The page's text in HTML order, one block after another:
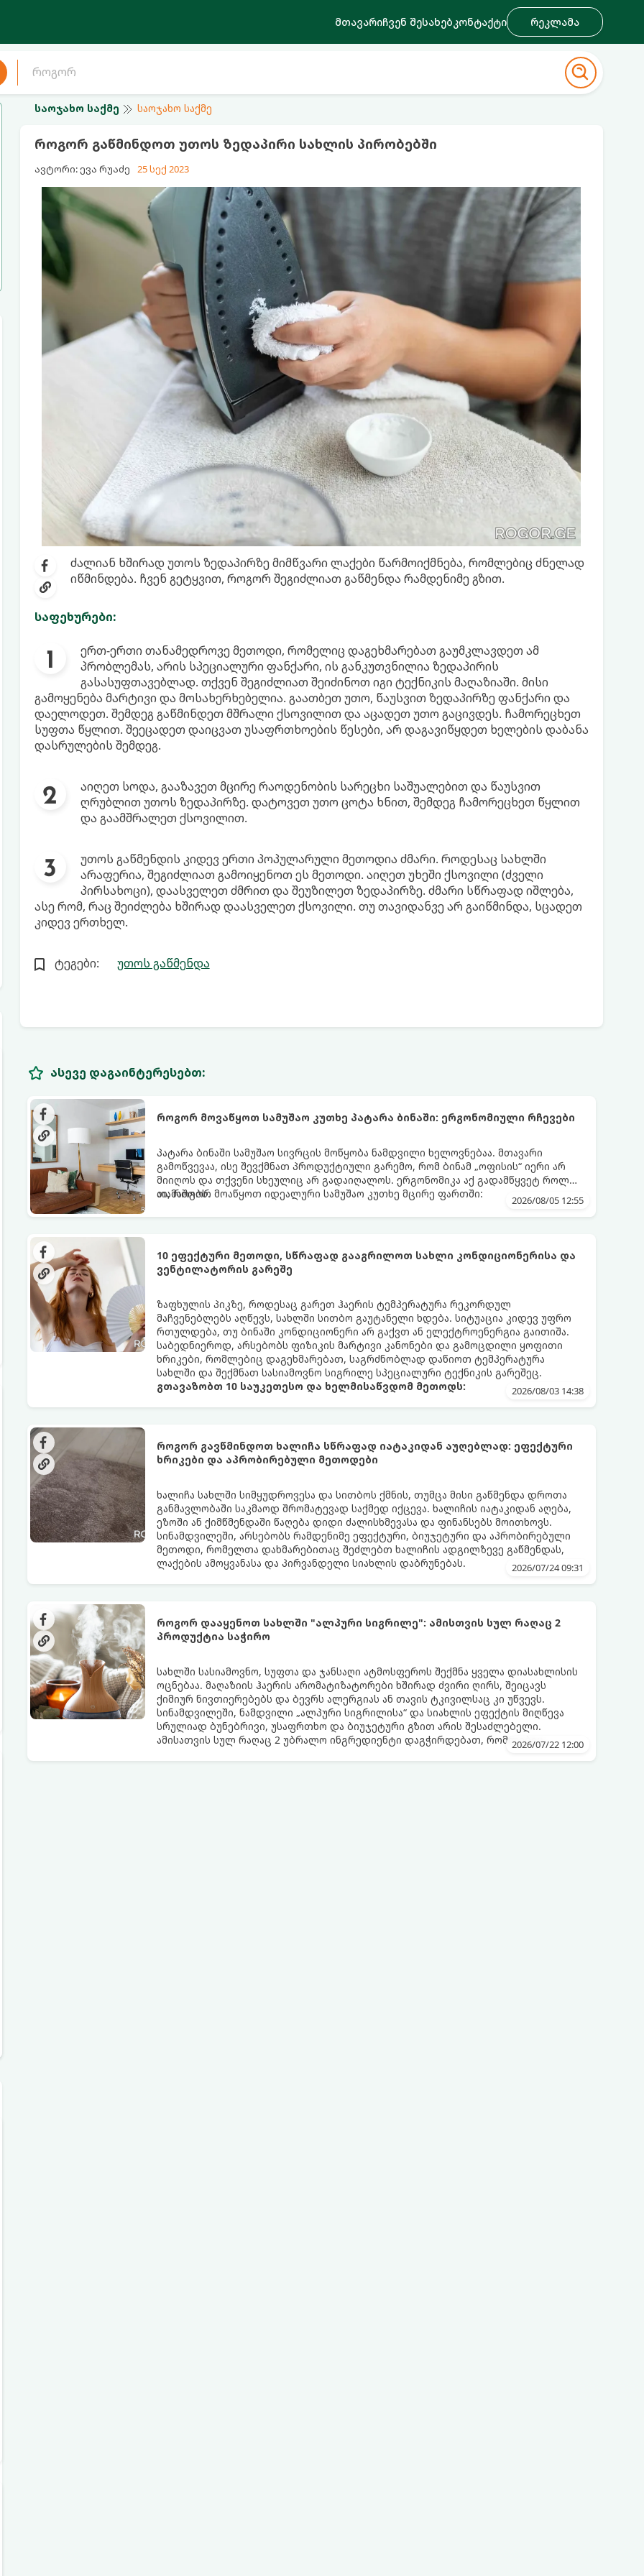
მთავარიჩვენ შესახებკონტაქტი რეკლამა
საოჯახო საქმე საოჯახო საქმე
როგორ გაწმინდოთ უთოს ზედაპირი სახლის პირობებში
ავტორი: ევა რუაძე 25 სექ 2023
ძალიან ხშირად უთოს ზედაპირზე მიმწვარი ლაქები წარმოიქმნება, რომლებიც ძნელად
იწმინდება. ჩვენ გეტყვით, როგორ შეგიძლიათ გაწმენდა რამდენიმე გზით.
საფეხურები:
ერთ-ერთი თანამედროვე მეთოდი, რომელიც დაგეხმარებათ გაუმკლავდეთ ამ
პრობლემას, არის სპეციალური ფანქარი, ის განკუთვნილია ზედაპირის
გასასუფთავებლად. თქვენ შეგიძლიათ შეიძინოთ იგი ტექნიკის მაღაზიაში. მისი
გამოყენება მარტივი და მოსახერხებელია. გაათბეთ უთო, წაუსვით ზედაპირზე ფანქარი და
დაელოდეთ. შემდეგ გაწმინდეთ მშრალი ქსოვილით და აცადეთ უთო გაცივდეს. ჩამორეცხეთ
სუფთა წყლით. შეეცადეთ დაიცვათ უსაფრთხოების წესები, არ დაგავიწყდეთ ხელების დაბანა
დასრულების შემდეგ.
აიღეთ სოდა, გააზავეთ მცირე რაოდენობის სარეცხი საშუალებით და წაუსვით
ღრუბლით უთოს ზედაპირზე. დატოვეთ უთო ცოტა ხნით, შემდეგ ჩამორეცხეთ წყლით
და გაამშრალეთ ქსოვილით.
უთოს გაწმენდის კიდევ ერთი პოპულარული მეთოდია ძმარი. როდესაც სახლში
არაფერია, შეგიძლიათ გამოიყენოთ ეს მეთოდი. აიღეთ უხეში ქსოვილი (ძველი
პირსახოცი), დაასველეთ ძმრით და შეუზილეთ ზედაპირზე. ძმარი სწრაფად იშლება,
ასე რომ, რაც შეიძლება ხშირად დაასველეთ ქსოვილი. თუ თავიდანვე არ გაიწმინდა, სცადეთ
კიდევ ერთხელ.
ტეგები: უთოს გაწმენდა
ასევე დაგაინტერესებთ:
როგორ მოვაწყოთ სამუშაო კუთხე პატარა ბინაში: ერგონომიული რჩევები
პატარა ბინაში სამუშაო სივრცის მოწყობა ნამდვილი ხელოვნებაა. მთავარი
გამოწვევაა, ისე შევქმნათ პროდუქტიული გარემო, რომ ბინამ „ოფისის“ იერი არ
მიიღოს და თქვენი სხეულიც არ გადაიღალოს. ერგონომიკა აქ გადამწყვეტ როლს
თამაშობს.
აი, როგორ მოაწყოთ იდეალური სამუშაო კუთხე მცირე ფართში: 2026/08/05 12:55
10 ეფექტური მეთოდი, სწრაფად გააგრილოთ სახლი კონდიციონერისა და
ვენტილატორის გარეშე
ზაფხულის პიკზე, როდესაც გარეთ ჰაერის ტემპერატურა რეკორდულ
მაჩვენებლებს აღწევს, სახლში სითბო გაუტანელი ხდება. სიტუაცია კიდევ უფრო
რთულდება, თუ ბინაში კონდიციონერი არ გაქვთ ან ელექტროენერგია გაითიშა.
საბედნიეროდ, არსებობს ფიზიკის მარტივი კანონები და გამოცდილი ყოფითი
ხრიკები, რომლებიც დაგეხმარებათ, საგრძნობლად დაწიოთ ტემპერატურა
სახლში და შექმნათ სასიამოვნო სიგრილე სპეციალური ტექნიკის გარეშეც.
გთავაზობთ 10 საუკეთესო და ხელმისაწვდომ მეთოდს:
2026/08/03 14:38
როგორ გავწმინდოთ ხალიჩა სწრაფად იატაკიდან აუღებლად: ეფექტური
ხრიკები და აპრობირებული მეთოდები
ხალიჩა სახლში სიმყუდროვესა და სითბოს ქმნის, თუმცა მისი გაწმენდა დროთა
განმავლობაში საკმაოდ შრომატევად საქმედ იქცევა. ხალიჩის იატაკიდან აღება,
ეზოში ან ქიმწმენდაში წაღება დიდი ძალისხმევასა და ფინანსებს მოითხოვს.
სინამდვილეში, არსებობს რამდენიმე ეფექტური, ბიუჯეტური და აპრობირებული
მეთოდი, რომელთა დახმარებითაც შეძლებთ ხალიჩის ადგილზევე გაწმენდას,
ლაქების ამოყვანასა და პირვანდელი სიახლის დაბრუნებას.
2026/07/24 09:31
როგორ დააყენოთ სახლში "ალპური სიგრილე": ამისთვის სულ რაღაც 2
პროდუქტია საჭირო
სახლში სასიამოვნო, სუფთა და ჯანსაღი ატმოსფეროს შექმნა ყველა დიასახლისის
ოცნებაა. მაღაზიის ჰაერის არომატიზატორები ხშირად ძვირი ღირს, შეიცავს
ქიმიურ ნივთიერებებს და ბევრს ალერგიას ან თავის ტკივილსაც კი უწვევს.
სინამდვილეში, ნამდვილი „ალპური სიგრილისა“ და სიახლის ეფექტის მიღწევა
სრულიად ბუნებრივი, უსაფრთხო და ბიუჯეტური გზით არის შესაძლებელი.
ამისათვის სულ რაღაც 2 უბრალო ინგრედიენტი დაგჭირდებათ, რომლებიც2026/07/22 12:00